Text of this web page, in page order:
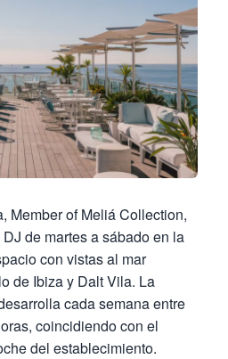
Member of Meliá Collection,
de martes a sábado en la
con vistas al mar
de Ibiza y Dalt Vila. La
cada semana entre
coincidiendo con el
del establecimiento.